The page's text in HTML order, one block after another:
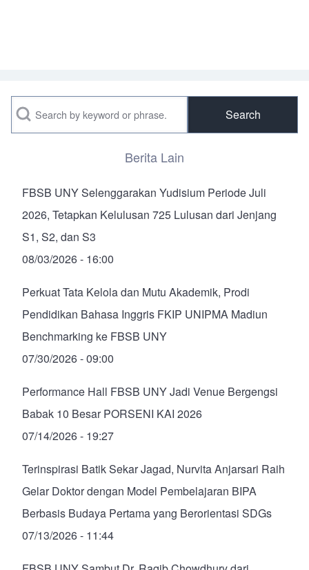
Search
Berita Lain
FBSB UNY Selenggarakan Yudisium Periode Juli
2026, Tetapkan Kelulusan 725 Lulusan dari Jenjang
S1, S2, dan S3
08/03/2026 - 16:00
Perkuat Tata Kelola dan Mutu Akademik, Prodi
Pendidikan Bahasa Inggris FKIP UNIPMA Madiun
Benchmarking ke FBSB UNY
07/30/2026 - 09:00
Performance Hall FBSB UNY Jadi Venue Bergengsi
Babak 10 Besar PORSENI KAI 2026
07/14/2026 - 19:27
Terinspirasi Batik Sekar Jagad, Nurvita Anjarsari Raih
Gelar Doktor dengan Model Pembelajaran BIPA
Berbasis Budaya Pertama yang Berorientasi SDGs
07/13/2026 - 11:44